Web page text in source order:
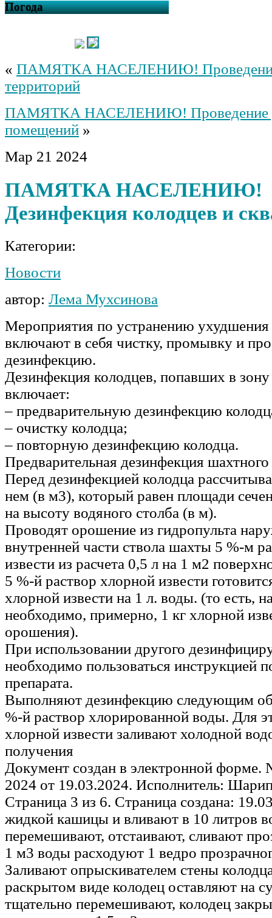
Погода
« ПАМЯТКА НАСЕЛЕНИЮ! Проведение
территорий
ПАМЯТКА НАСЕЛЕНИЮ! Проведение
помещений »
Мар 21 2024
ПАМЯТКА НАСЕЛЕНИЮ!
Дезинфекция колодцев и
Категории:
Новости
автор: Лема Мухсинова
Мероприятия по устранению ухудшения
включают в себя чистку, промывку и
дезинфекцию.
Дезинфекция колодцев, попавших в
включает:
– предварительную дезинфекцию
– очистку колодца;
– повторную дезинфекцию колодца.
Предварительная дезинфекция шахтного
Перед дезинфекцией колодца
нем (в м3), который равен площади
на высоту водяного столба (в м).
Проводят орошение из гидропульта
внутренней части ствола шахты 5 %-м
извести из расчета 0,5 л на 1 м2
5 %-й раствор хлорной извести
хлорной извести на 1 л. воды. (то есть,
необходимо, примерно, 1 кг хлорной
орошения).
При использовании другого
необходимо пользоваться инструкцией
препарата.
Выполняют дезинфекцию следующим
%-й раствор хлорированной воды. Для
хлорной извести заливают холодной
получения
Документ создан в электронной
2024 от 19.03.2024. Исполнитель:
Страница 3 из 6. Страница создана:
жидкой кашицы и вливают в 10 литров
перемешивают, отстаивают, сливают
1 м3 воды расходуют 1 ведро
Заливают опрыскивателем стены
раскрытом виде колодец оставляют на
тщательно перемешивают, колодец